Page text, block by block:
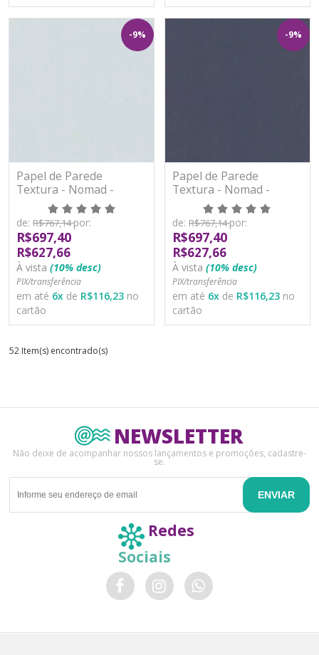
-9%
Papel de Parede
Textura - Nomad -
PP1106 - Vinílico
de: R$767,14por:
R$697,40
R$627,66
À vista (10% desc)
PIX/transferência
em até 6x de R$116,23 no
cartão
-9%
Papel de Parede
Textura - Nomad -
PP1108 - Vinílico
de: R$767,14por:
R$697,40
R$627,66
À vista (10% desc)
PIX/transferência
em até 6x de R$116,23 no
cartão
52 Item(s) encontrado(s)
NEWSLETTER
Não deixe de acompanhar nossos lançamentos e promoções, cadastre-
se.
ENVIAR
Redes
Sociais